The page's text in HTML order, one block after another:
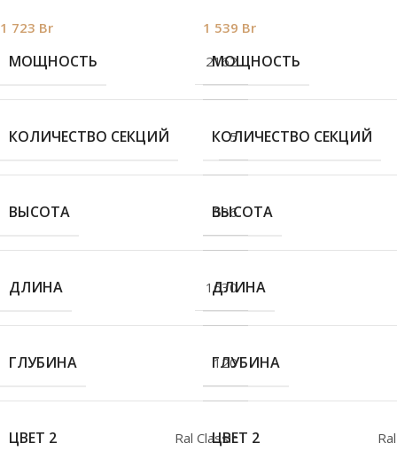
1 723 Br
МОЩНОСТЬ 2162
КОЛИЧЕСТВО СЕКЦИЙ 5
ВЫСОТА 536
ДЛИНА 1630
ГЛУБИНА 120
ЦВЕТ 2 Ral Classic
1 539 Br
МОЩНОСТЬ
КОЛИЧЕСТВО СЕКЦИЙ
ВЫСОТА
ДЛИНА
ГЛУБИНА
ЦВЕТ 2